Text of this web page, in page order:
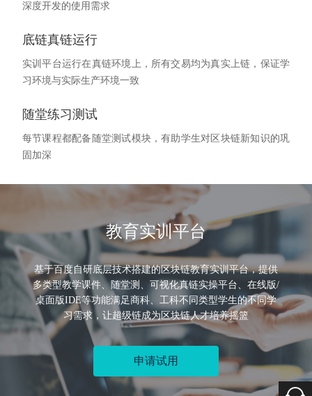
深度开发的使用需求
底链真链运行
实训平台运行在真链环境上，所有交易均为真实上链，保证学
习环境与实际生产环境一致
随堂练习测试
每节课程都配备随堂测试模块，有助学生对区块链新知识的巩
固加深
教育实训平台
基于百度自研底层技术搭建的区块链教育实训平台，提供
多类型教学课件、随堂测、可视化真链实操平台、在线版/
桌面版IDE等功能满足商科、工科不同类型学生的不同学
习需求，让超级链成为区块链人才培养摇篮
申请试用